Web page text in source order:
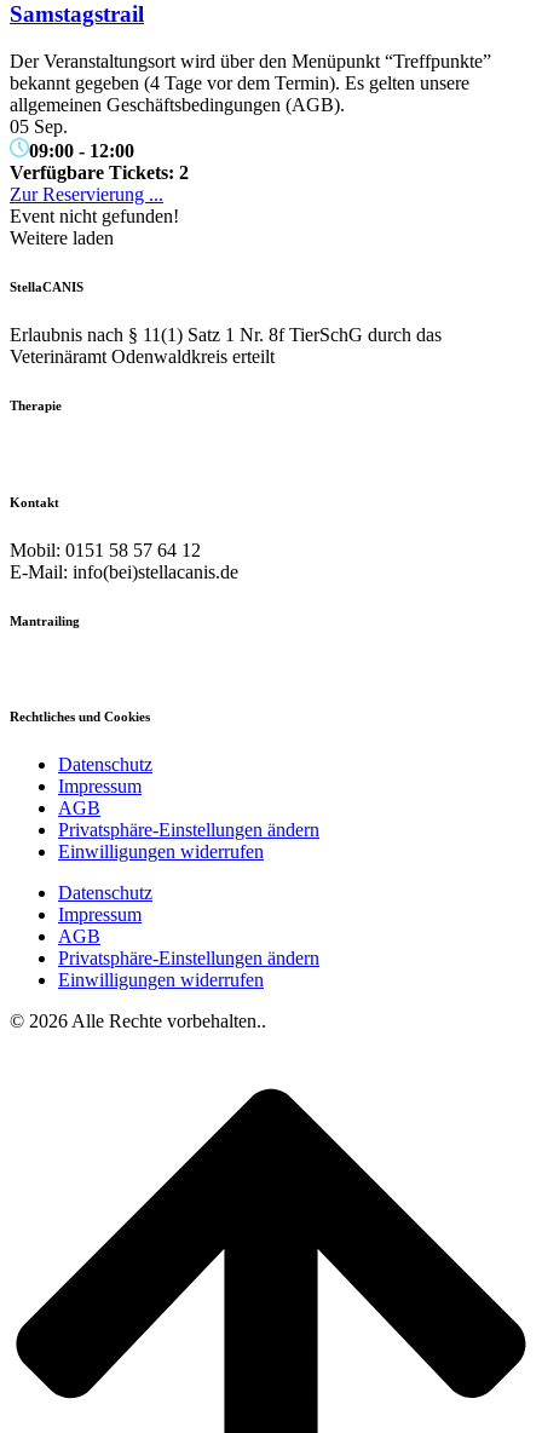
Samstagstrail
Der Veranstaltungsort wird über den Menüpunkt “Treffpunkte”
bekannt gegeben (4 Tage vor dem Termin). Es gelten unsere
allgemeinen Geschäftsbedingungen (AGB).
05 Sep.
09:00 - 12:00
Verfügbare Tickets: 2
Zur Reservierung ...
Event nicht gefunden!
Weitere laden
StellaCANIS
Erlaubnis nach § 11(1) Satz 1 Nr. 8f TierSchG durch das
Veterinäramt Odenwaldkreis erteilt
Therapie
Kontakt
Mobil: 0151 58 57 64 12
E-Mail: info(bei)stellacanis.de
Mantrailing
Rechtliches und Cookies
Datenschutz
Impressum
AGB
Privatsphäre-Einstellungen ändern
Einwilligungen widerrufen
Datenschutz
Impressum
AGB
Privatsphäre-Einstellungen ändern
Einwilligungen widerrufen
© 2026 Alle Rechte vorbehalten..